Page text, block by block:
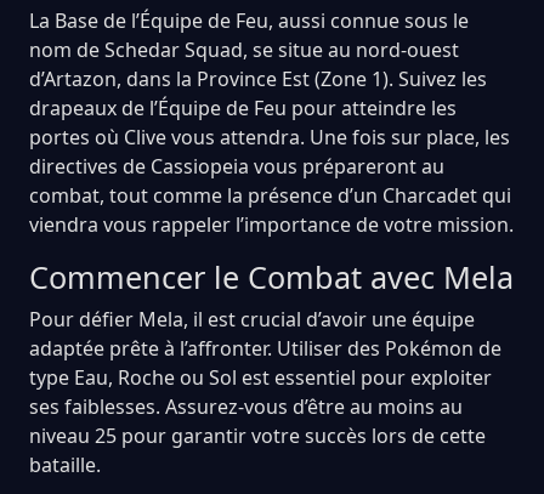
La Base de l’Équipe de Feu, aussi connue sous le
nom de Schedar Squad, se situe au nord-ouest
d’Artazon, dans la Province Est (Zone 1). Suivez les
drapeaux de l’Équipe de Feu pour atteindre les
portes où Clive vous attendra. Une fois sur place, les
directives de Cassiopeia vous prépareront au
combat, tout comme la présence d’un Charcadet qui
viendra vous rappeler l’importance de votre mission.
Commencer le Combat avec Mela
Pour défier Mela, il est crucial d’avoir une équipe
adaptée prête à l’affronter. Utiliser des Pokémon de
type Eau, Roche ou Sol est essentiel pour exploiter
ses faiblesses. Assurez-vous d’être au moins au
niveau 25 pour garantir votre succès lors de cette
bataille.